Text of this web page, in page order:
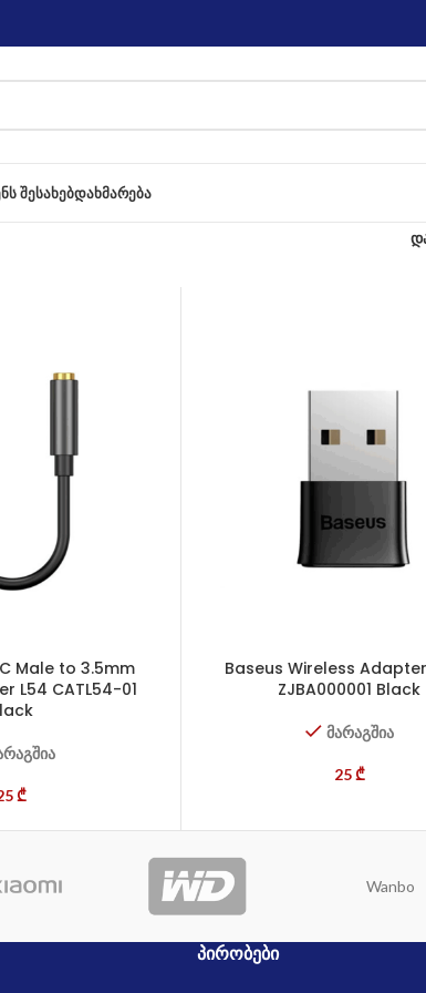
ᲨᲔᲡᲐᲮᲔᲑᲓᲐᲮᲛᲐᲠᲔᲑᲐ
Male to 3.5mm
L54 CATL54-01
₾
Baseus Wireless
ZJBA000001 Black
მარაგშია
25₾
Wanbo
ᲞᲘᲠᲝᲑᲔᲑᲘ